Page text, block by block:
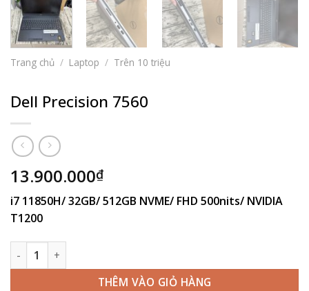
Trang chủ / Laptop / Trên 10 triệu
Dell Precision 7560
13.900.000₫
i7 11850H/ 32GB/ 512GB NVME/ FHD 500nits/ NVIDIA
T1200
Dell Precision 7560 số lượng
THÊM VÀO GIỎ HÀNG